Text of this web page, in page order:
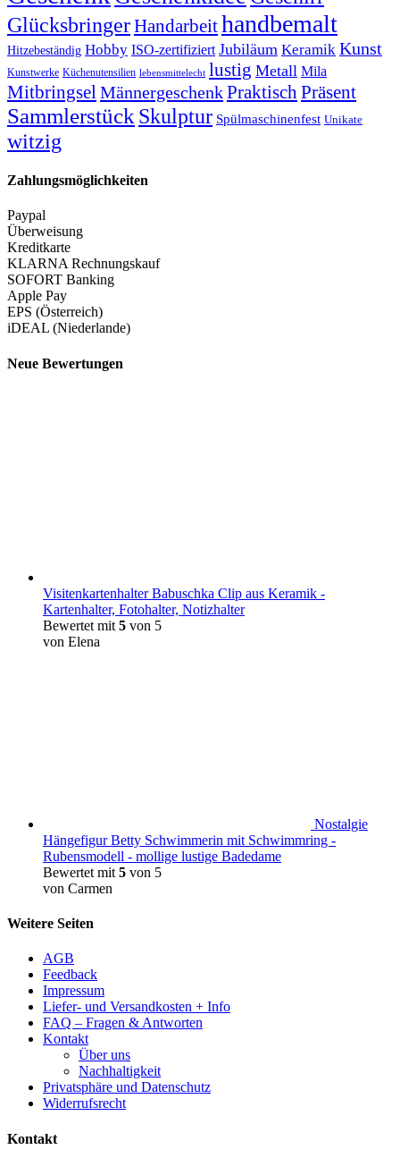
GlücksbringerHandarbeithandbemalt
Hitzebeständig Hobby ISO-zertifiziert Jubiläum Keramik Kunst
Kunstwerke Küchenutensilien lebensmittelecht lustig Metall Mila
MitbringselMännergeschenkPraktischPräsent
Sammlerstück Skulptur Spülmaschinenfest Unikate
witzig
Zahlungsmöglichkeiten
Paypal
Überweisung
Kreditkarte
KLARNA Rechnungskauf
SOFORT Banking
Apple Pay
EPS (Österreich)
iDEAL (Niederlande)
Neue Bewertungen
Visitenkartenhalter Babuschka Clip aus Keramik -
Kartenhalter, Fotohalter, Notizhalter
Bewertet mit 5 von 5
von Elena
Nostalgie
Hängefigur Betty Schwimmerin mit Schwimmring -
Rubensmodell - mollige lustige Badedame
Bewertet mit 5 von 5
von Carmen
Weitere Seiten
AGB
Feedback
Impressum
Liefer- und Versandkosten + Info
FAQ – Fragen & Antworten
Kontakt
Über uns
Nachhaltigkeit
Privatsphäre und Datenschutz
Widerrufsrecht
Kontakt